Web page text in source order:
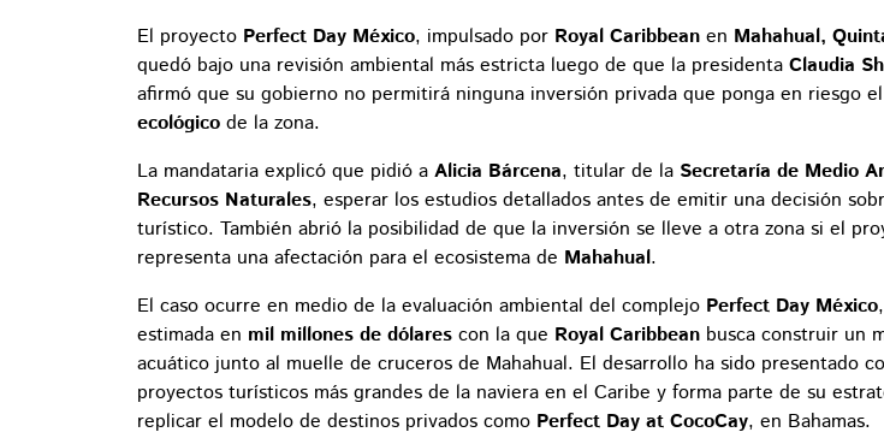
El proyecto Perfect Day México, impulsado por Royal Caribbean en Mahahual,
quedó bajo una revisión ambiental más estricta luego de que la presidenta Claudia
afirmó que su gobierno no permitirá ninguna inversión privada que ponga en riesgo el
ecológico de la zona.
La mandataria explicó que pidió a Alicia Bárcena, titular de la Secretaría de Medio
Recursos Naturales, esperar los estudios detallados antes de emitir una decisión
turístico. También abrió la posibilidad de que la inversión se lleve a otra zona si el
representa una afectación para el ecosistema de Mahahual.
El caso ocurre en medio de la evaluación ambiental del complejo Perfect Day México
estimada en mil millones de dólares con la que Royal Caribbean busca construir un
acuático junto al muelle de cruceros de Mahahual. El desarrollo ha sido presentado
proyectos turísticos más grandes de la naviera en el Caribe y forma parte de su
replicar el modelo de destinos privados como Perfect Day at CocoCay, en Bahamas.